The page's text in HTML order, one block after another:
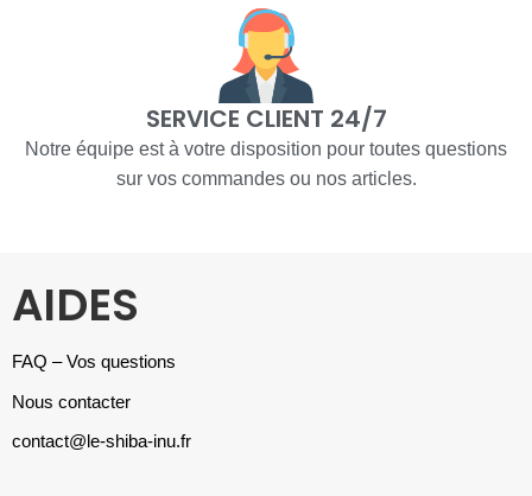
SERVICE CLIENT 24/7
Notre équipe est à votre disposition pour toutes questions
sur vos commandes ou nos articles.
AIDES
FAQ – Vos questions
Nous contacter
contact@le-shiba-inu.fr